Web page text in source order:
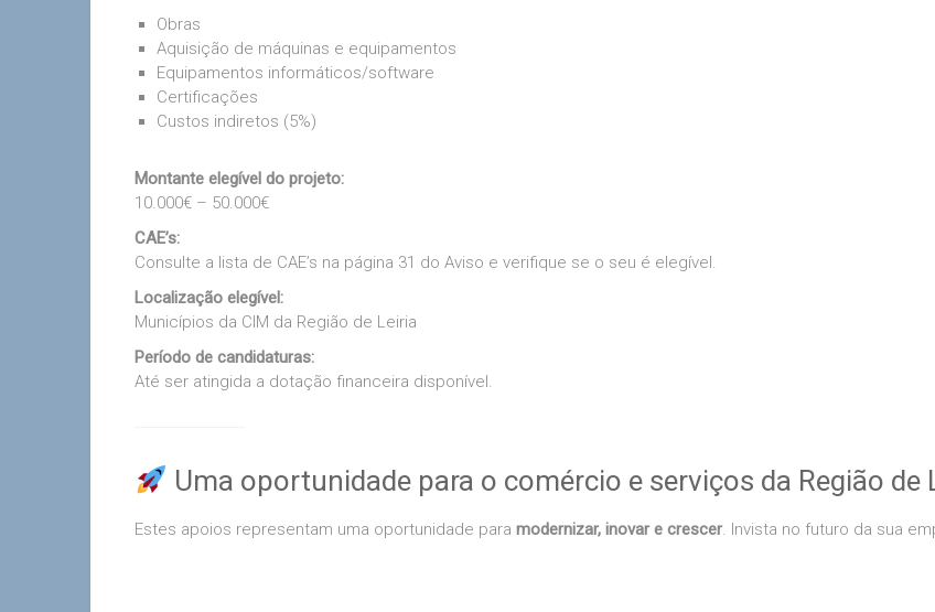
Obras
Aquisição de máquinas e equipamentos
Equipamentos informáticos/software
Certificações
Custos indiretos (5%)
Montante elegível do projeto:
10.000€ – 50.000€
CAE’s:
Consulte a lista de CAE’s na página 31 do Aviso e verifique se o seu é elegível.
Localização elegível:
Municípios da CIM da Região de Leiria
Período de candidaturas:
Até ser atingida a dotação financeira disponível.
Uma oportunidade para o comércio e serviços da Região de
Estes apoios representam uma oportunidade para modernizar, inovar e crescer. Invista no futuro da sua